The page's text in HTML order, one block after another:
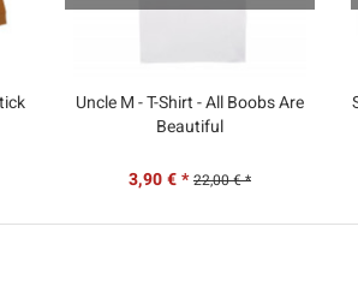
Uncle M - T-Shirt - All Boobs Are
Beautiful
3,90 € * 22,00 € *